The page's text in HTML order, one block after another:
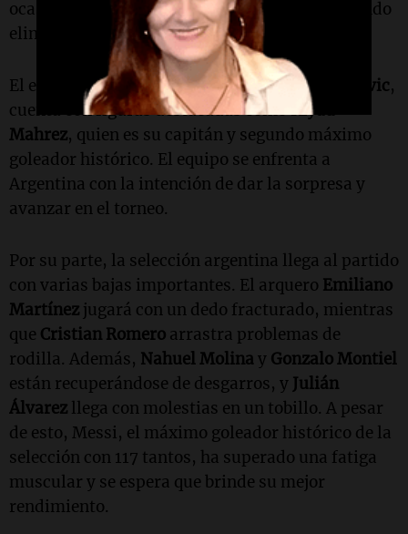
ocasión, Argelia alcanzó la segunda ronda, siendo
eliminada por Alemania en tiempo extra.
El equipo argelino, dirigido por Vladimir Petkovic,
cuenta con figuras destacadas comoRiyad
Mahrez, quien es su capitán y segundo máximo
goleador histórico. El equipo se enfrenta a
Argentina con la intención de dar la sorpresa y
avanzar en el torneo.
Por su parte, la selección argentina llega al partido
con varias bajas importantes. El arquero Emiliano
Martínez jugará con un dedo fracturado, mientras
que Cristian Romero arrastra problemas de
rodilla. Además, Nahuel Molina y Gonzalo Montiel
están recuperándose de desgarros, y Julián
Álvarez llega con molestias en un tobillo. A pesar
de esto, Messi, el máximo goleador histórico de la
selección con 117 tantos, ha superado una fatiga
muscular y se espera que brinde su mejor
rendimiento.